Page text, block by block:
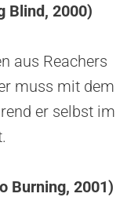
Blind, 2000)
aus Reachers
muss mit dem
er selbst im
Burning, 2001)